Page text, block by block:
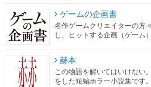
ゲームの企画書
名作ゲームクリエイターの方
し、ヒットする企画（ゲーム
赫本
この物語を解いてはいけない
をした短編ホラー小説集です。